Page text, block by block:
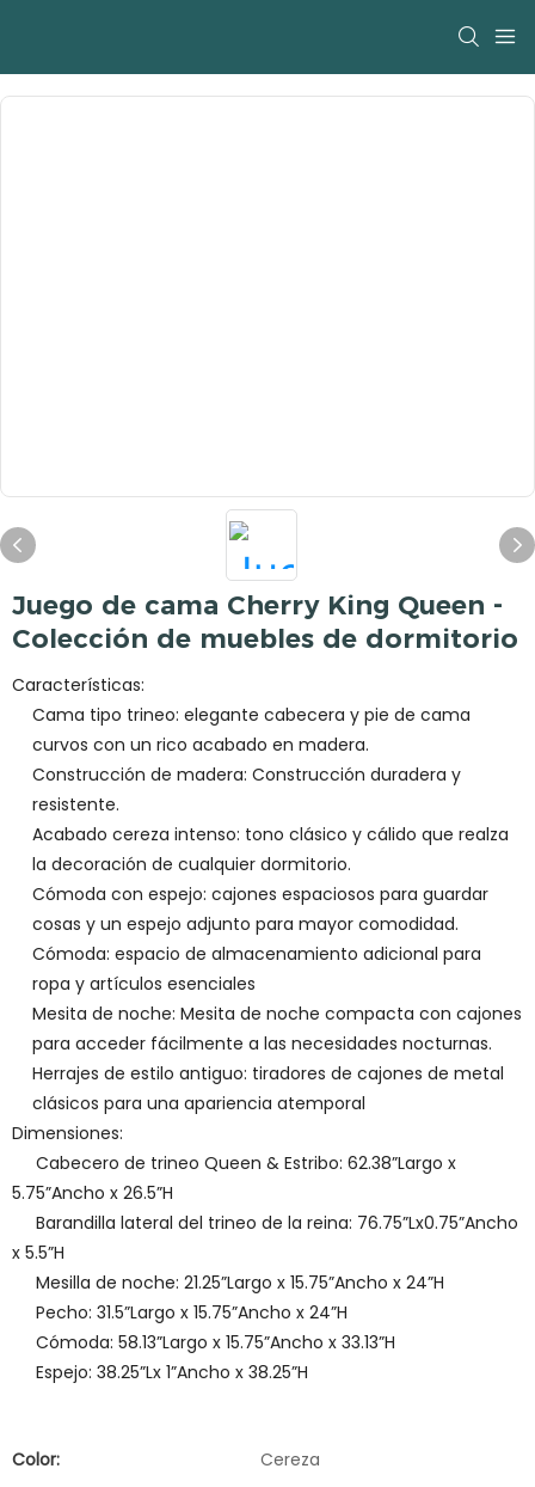
Juego de cama Cherry King Queen -
Colección de muebles de dormitorio
Características:
Cama tipo trineo: elegante cabecera y pie de cama
curvos con un rico acabado en madera.
Construcción de madera: Construcción duradera y
resistente.
Acabado cereza intenso: tono clásico y cálido que realza
la decoración de cualquier dormitorio.
Cómoda con espejo: cajones espaciosos para guardar
cosas y un espejo adjunto para mayor comodidad.
Cómoda: espacio de almacenamiento adicional para
ropa y artículos esenciales
Mesita de noche: Mesita de noche compacta con cajones
para acceder fácilmente a las necesidades nocturnas.
Herrajes de estilo antiguo: tiradores de cajones de metal
clásicos para una apariencia atemporal
Dimensiones:
Cabecero de trineo Queen & Estribo: 62.38”Largo x
5.75”Ancho x 26.5”H
Barandilla lateral del trineo de la reina: 76.75”Lx0.75”Ancho
x 5.5”H
Mesilla de noche: 21.25”Largo x 15.75”Ancho x 24”H
Pecho: 31.5”Largo x 15.75”Ancho x 24”H
Cómoda: 58.13”Largo x 15.75”Ancho x 33.13”H
Espejo: 38.25”Lx 1”Ancho x 38.25”H
Color:
Cereza